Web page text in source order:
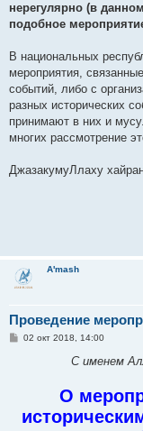
нерегулярно (в
подобное
В национальных
мероприятия,
событий, либо с
разных исторических
принимают в них и
многих рассмотрение
ДжазакумуЛлаху
A'mash
Проведение
С
и
е
02 окт 2018, 14:00
С именем
О